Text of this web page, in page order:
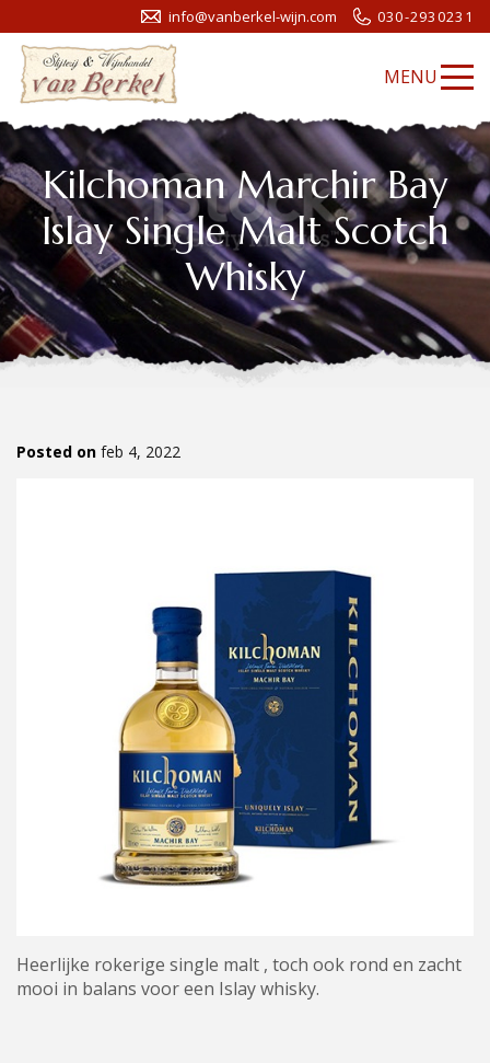
info@vanberkel-wijn.com 030-2930231
MENU
Kilchoman Marchir Bay
Islay Single Malt Scotch
Whisky
Posted on feb 4, 2022
Heerlijke rokerige single malt , toch ook rond en zacht
mooi in balans voor een Islay whisky.